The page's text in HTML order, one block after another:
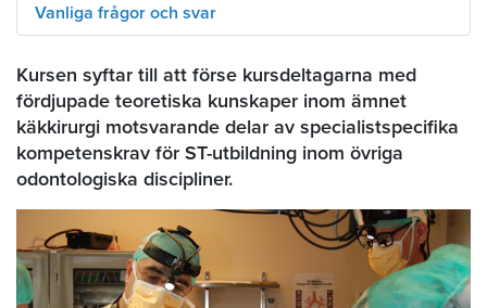
Vanliga frågor och svar
Kursen syftar till att förse kursdeltagarna med
fördjupade teoretiska kunskaper inom ämnet
käkkirurgi motsvarande delar av specialistspecifika
kompetenskrav för ST-utbildning inom övriga
odontologiska discipliner.